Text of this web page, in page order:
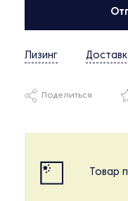
Лизинг
Поделиться
Товар